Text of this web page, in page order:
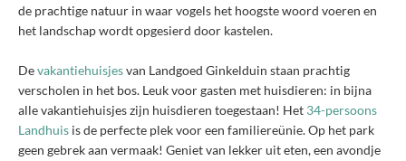
de prachtige natuur in waar vogels het hoogste woord voeren en
het landschap wordt opgesierd door kastelen.
Devakantiehuisjesvan Landgoed Ginkelduin staan prachtig
verscholen in het bos. Leuk voor gasten met huisdieren: in bijna
alle vakantiehuisjes zijn huisdieren toegestaan! Het 34-persoons
Landhuis is de perfecte plek voor een familiereünie. Op het park
geen gebrek aan vermaak! Geniet van lekker uit eten, een avondje